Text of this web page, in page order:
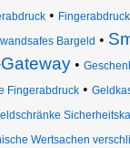
•
Bargeld •
•
Fingerabdruck •
Wertsachen